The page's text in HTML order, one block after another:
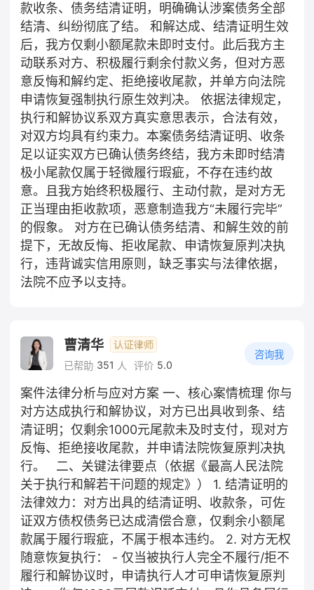
款收条、债务结清证明，明确确认涉案债务全部
结清、纠纷彻底了结。 和解达成、结清证明生效
后，我方仅剩小额尾款未即时支付。此后我方主
动联系对方、积极履行剩余付款义务，但对方恶
意反悔和解约定、拒绝接收尾款，并单方向法院
申请恢复强制执行原生效判决。 依据法律规定，
执行和解协议系双方真实意思表示，合法有效，
对双方均具有约束力。本案债务结清证明、收条
足以证实双方已确认债务终结，我方未即时结清
极小尾款仅属于轻微履行瑕疵，不存在违约故
意。且我方始终积极履行、主动付款，是对方无
正当理由拒收款项，恶意制造我方“未履行完毕”
的假象。 对方在已确认债务结清、和解生效的前
提下，无故反悔、拒收尾款、申请恢复原判决执
行，违背诚实信用原则，缺乏事实与法律依据，
法院不应予以支持。
曹清华
已帮助 351 人 评价 5.0
咨询我
案件法律分析与应对方案 一、核心案情梳理 你与
对方达成执行和解协议，对方已出具收到条、结
清证明；仅剩余1000元尾款未及时支付，现对方
反悔、拒绝接收尾款，并申请法院恢复原判决执
行。 二、关键法律要点（依据《最高人民法院
关于执行和解若干问题的规定》） 1. 结清证明的
法律效力：对方出具的结清证明、收款条，可佐
证双方债权债务已达成清偿合意，仅剩余小额尾
款属于履行瑕疵，不属于根本违约。 2. 对方无权
随意恢复执行： - 仅当被执行人完全不履行/拒不
履行和解协议时，申请执行人才可申请恢复原判